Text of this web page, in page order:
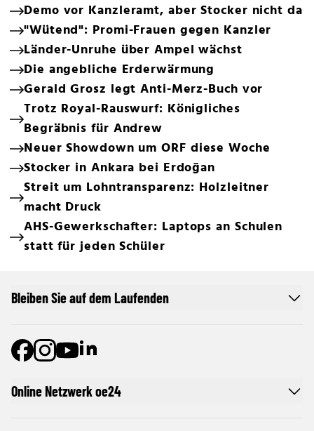
Demo vor Kanzleramt, aber Stocker nicht da
"Wütend": Promi-Frauen gegen Kanzler
Länder-Unruhe über Ampel wächst
Die angebliche Erderwärmung
Gerald Grosz legt Anti-Merz-Buch vor
Trotz Royal-Rauswurf: Königliches
Begräbnis für Andrew
Neuer Showdown um ORF diese Woche
Stocker in Ankara bei Erdoğan
Streit um Lohntransparenz: Holzleitner
macht Druck
AHS-Gewerkschafter: Laptops an Schulen
statt für jeden Schüler
Online Netzwerk oe24
Bleiben Sie auf dem Laufenden